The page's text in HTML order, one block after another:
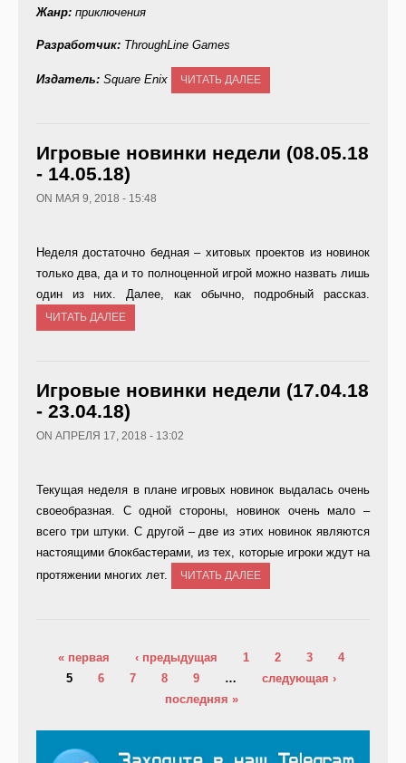
Жанр: приключения
Разработчик: ThroughLine Games
Издатель: Square Enix ЧИТАТЬ ДАЛЕЕ
Игровые новинки недели (08.05.18
- 14.05.18)
ON МАЯ 9, 2018 - 15:48
Неделя достаточно бедная – хитовых проектов из новинок
только два, да и то полноценной игрой можно назвать лишь
один из них. Далее, как обычно, подробный рассказ.
ЧИТАТЬ ДАЛЕЕ
Игровые новинки недели (17.04.18
- 23.04.18)
ON АПРЕЛЯ 17, 2018 - 13:02
Текущая неделя в плане игровых новинок выдалась очень
своеобразная. С одной стороны, новинок очень мало –
всего три штуки. С другой – две из этих новинок являются
настоящими блокбастерами, из тех, которые игроки ждут на
протяжении многих лет.
ЧИТАТЬ ДАЛЕЕ
« первая ‹ предыдущая 1 2 3
4
5
6 7 8 9 …
следующая ›
последняя »